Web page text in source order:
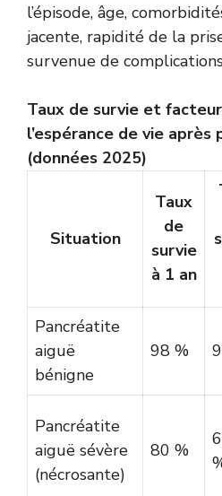
l’épisode, âge,
jacente, rapidité de la
survenue de
Taux de survie et
l’espérance de vie
(données 2025)
Situation
Taux
de
survie
à 1 an
Pancréatite
aiguë
bénigne
98 %
Pancréatite
aiguë sévère
(nécrosante)
80 %